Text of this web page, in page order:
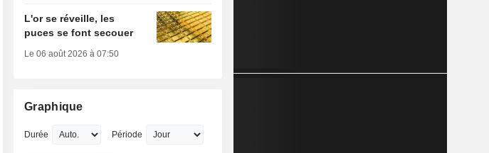
L'or se réveille, les
puces se font secouer
Le 06 août 2026 à 07:50
Graphique
Durée Période